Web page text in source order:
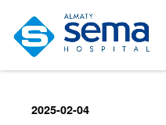
2025-02-04